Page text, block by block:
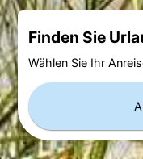
Finden Sie
Wählen Sie Ihr